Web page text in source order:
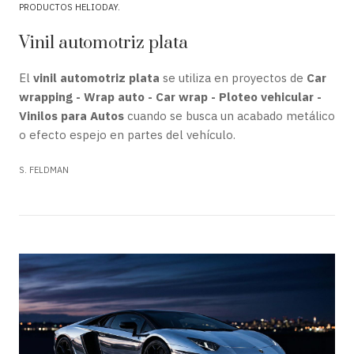
PRODUCTOS HELIODAY
Vinil automotriz plata
El vinil automotriz plata se utiliza en proyectos de Car
wrapping - Wrap auto - Car wrap - Ploteo vehicular -
Vinilos para Autos cuando se busca un acabado metálico
o efecto espejo en partes del vehículo.
S. FELDMAN